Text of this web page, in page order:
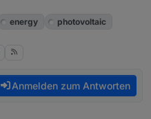
energy
photovoltaic
Anmelden zum Antworten